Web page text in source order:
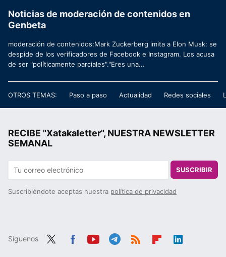
Noticias de moderación de contenidos en
Genbeta
moderación de contenidos:Mark Zuckerberg imita a Elon Musk: se
despide de los verificadores de Facebook e Instagram. Los acusa
de ser "políticamente parciales"."Eres una...
OTROS TEMAS: Paso a paso Actualidad Redes sociales
RECIBE "Xatakaletter", NUESTRA NEWSLETTER
SEMANAL
SUSCRIBIR
Suscribiéndote aceptas nuestra política de privacidad
Síguenos